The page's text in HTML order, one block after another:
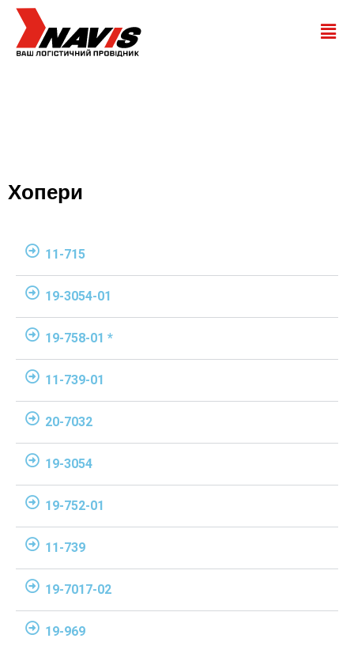
Хопери
11-715
19-3054-01
19-758-01 *
11-739-01
20-7032
19-3054
19-752-01
11-739
19-7017-02
19-969